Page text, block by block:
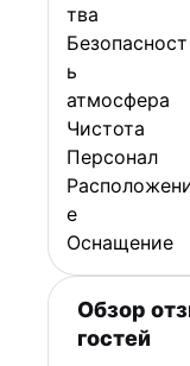
тва
Безопасност
ь
атмосфера
Чистота
Персонал
е
Оснащение
Обзор
гостей